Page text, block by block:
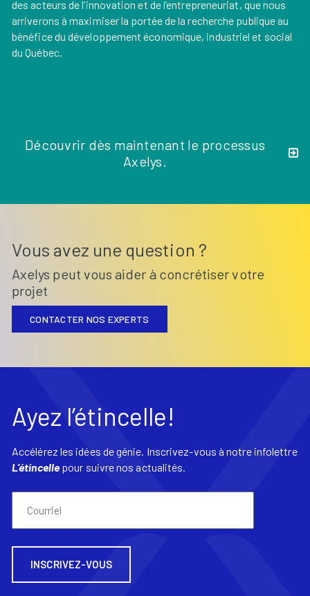
des acteurs de l’innovation et de l’entrepreneuriat, que nous
arriverons à maximiser la portée de la recherche publique au
bénéfice du développement économique, industriel et social
du Québec.
Découvrir dès maintenant le processus
Axelys.
Vous avez une question ?
Axelys peut vous aider à concrétiser votre
projet
CONTACTER NOS EXPERTS
Ayez l’étincelle!
Accélérez les idées de génie. Inscrivez-vous à notre infolettre
L’étincellepour suivre nos actualités.
(Nécessaire)
INSCRIVEZ-VOUS